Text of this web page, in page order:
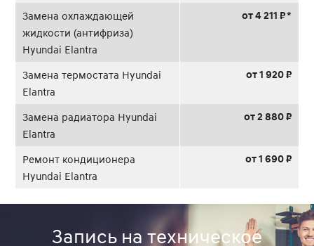
Замена охлаждающей
жидкости (антифриза)
Hyundai Elantra
от 4 211 ₽ *
Замена термостата Hyundai
Elantra
от 1 920 ₽
Замена радиатора Hyundai
Elantra
от 2 880 ₽
Ремонт кондиционера
Hyundai Elantra
от 1 690 ₽
Запись на техническое